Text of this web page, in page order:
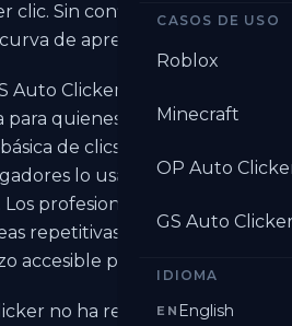
CASOS DE USO
Roblox
Minecraft
OP Auto
GS Auto
IDIOMA
EN English
clic. Sin configuración
de aprendizaje.
Auto Clicker fue la
quienes necesitaban
de clics en
lo usaban para
profesionales lo
repetitivas. Su
accesible para todos.
no ha recibido